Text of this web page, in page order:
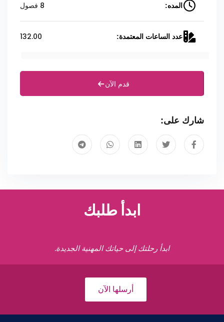
المده: 8 فصول
عدد الساعات المعتمدة: 132.00
قدم الآن
شارك على:
ابدأ طلبك
ابدأ رحلتك إلى حياتك المهنية الجديدة.
أرسلها الآن